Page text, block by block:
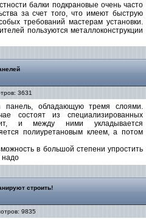
балки подкрановые очень часто
за счет того, что имеют быструю
требований мастерам установки.
пользуются металлоконструкции
3631
панель, обладающую тремя слоями.
состоят из специализированных
и между ними укладывается
полиуретановым клеем, а потом
в большой степени упростить
надо
строить!
9835